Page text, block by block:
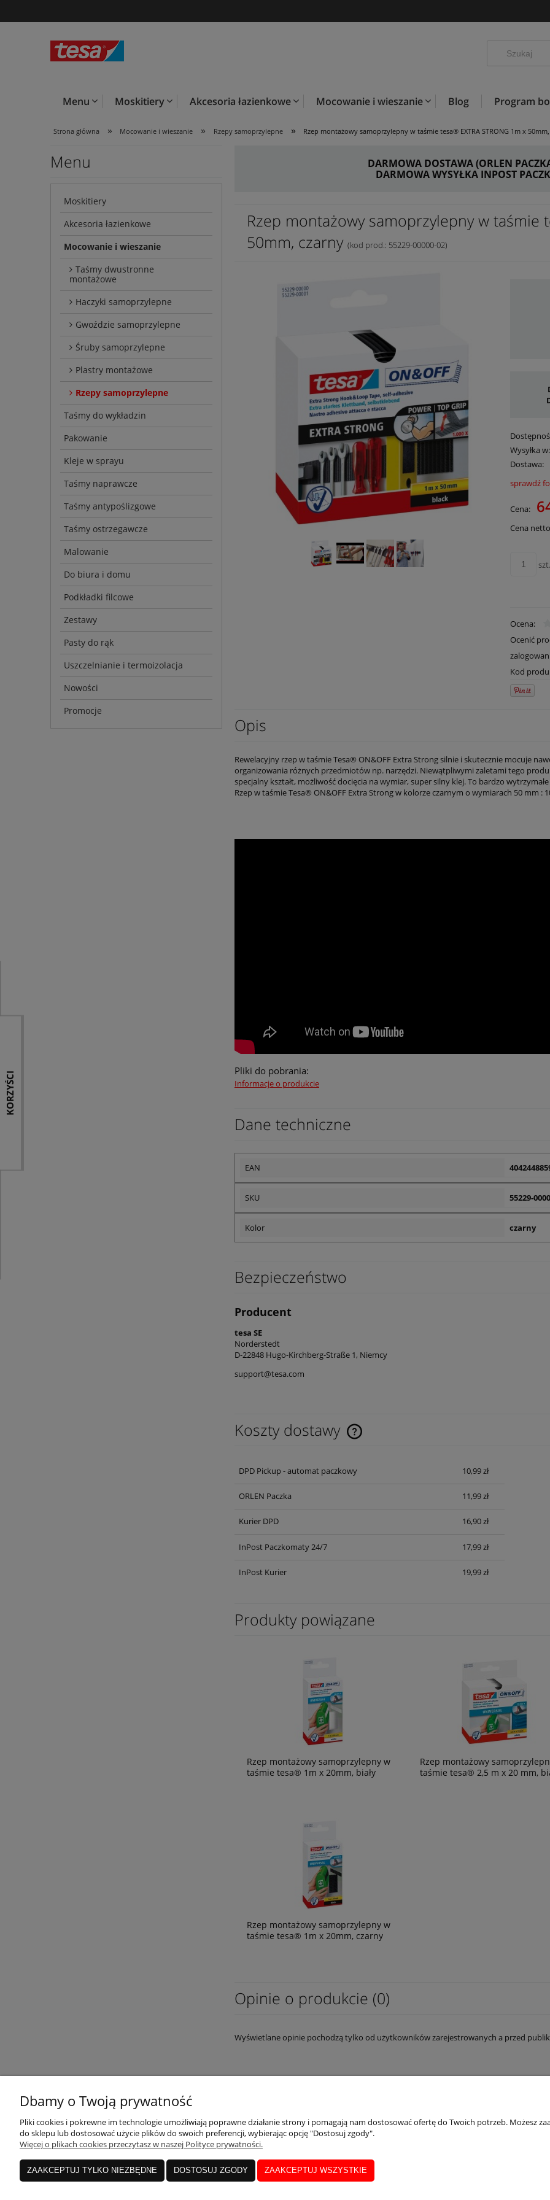
Menu Moskitiery Akcesoria łazienkowe Mocowanie i wieszanie Blog Program
Strona główna » Mocowanie i wieszanie » Rzepy samoprzylepne » Rzep montażowy samoprzylepny w taśmie tesa® EXTRA STRONG 1m x
Menu
Moskitiery
Akcesoria łazienkowe
Mocowanie i wieszanie
Taśmy dwustronne
montażowe
Haczyki samoprzylepne
Gwoździe samoprzylepne
Śruby samoprzylepne
Plastry montażowe
Rzepy samoprzylepne
Taśmy do wykładzin
Pakowanie
Kleje w sprayu
Taśmy naprawcze
Taśmy antypoślizgowe
Taśmy ostrzegawcze
Malowanie
Do biura i domu
Podkładki filcowe
Zestawy
Pasty do rąk
Uszczelnianie i termoizolacja
Nowości
Promocje
DARMOWA DOSTAWA (ORLEN
DARMOWA WYSYŁKA INPOST
Rzep montażowy samoprzylepny w taśmie
50mm, czarny (kod prod.: 55229-00000-02)
Wysyłka w:
Dostawa:
sprawdź
Cena:
Cena
szt.
Ocena:
Ocenić
Kod
Opis
Rewelacyjny rzep w taśmie Tesa® ON&OFF Extra Strong silnie i skutecznie mocuje
organizowania różnych przedmiotów np. narzędzi. Niewątpliwymi zaletami tego
specjalny kształt, możliwość docięcia na wymiar, super silny klej. To bardzo
Rzep w taśmie Tesa® ON&OFF Extra Strong w kolorze czarnym o wymiarach 50 mm :
Pliki do pobrania:
Informacje o produkcie
Dane techniczne
EAN
SKU 55229-
Kolor czarny
Bezpieczeństwo
Producent
tesa SE
Norderstedt
D-22848 Hugo-Kirchberg-Straße 1, Niemcy
support@tesa.com
Koszty dostawy
płatności
DPD Pickup - automat paczkowy 10,99 zł
ORLEN Paczka 11,99 zł
Kurier DPD 16,90 zł
InPost Paczkomaty 24/7 17,99 zł
InPost Kurier 19,99 zł
Produkty powiązane
Rzep montażowy samoprzylepny w
taśmie tesa® 1m x 20mm, biały
Rzep montażowy
taśmie tesa® 2,5 m x 20 mm,
Rzep montażowy samoprzylepny w
taśmie tesa® 1m x 20mm, czarny
Opinie o produkcie (0)
Wyświetlane opinie pochodzą tylko od użytkowników zarejestrowanych a przed
KORZYŚCI
OBSŁUGA KLIENTA
Dostawa i płatność
Zwroty i reklamacje
MOJE KONTO
Twoje zamówienia
Ustawienia konta
INFORMACJE
Dbamy o Twoją prywatność
Pliki cookies i pokrewne im technologie umożliwiają poprawne działanie strony i pomagają nam dostosować ofertę do Twoich potrzeb. Możesz
do sklepu lub dostosować użycie plików do swoich preferencji, wybierając opcję "Dostosuj zgody".
Więcej o plikach cookies przeczytasz w naszej Polityce prywatności.
ZAAKCEPTUJ TYLKO NIEZBĘDNE DOSTOSUJ ZGODY ZAAKCEPTUJ WSZYSTKIE